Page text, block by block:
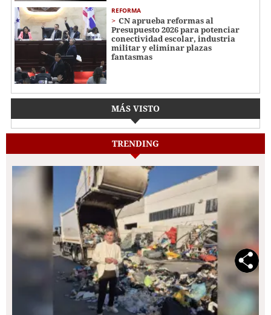
REFORMA
CN aprueba reformas al
Presupuesto 2026 para potenciar
conectividad escolar, industria
militar y eliminar plazas
fantasmas
MÁS VISTO
TRENDING